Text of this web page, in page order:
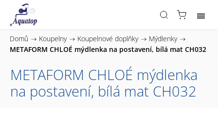
Domů / Koupelny / Koupelnové doplňky / Mýdlenky /
METAFORM CHLOÉ mýdlenka na postavení, bílá mat CH032
METAFORM CHLOÉ mýdlenka
na postavení, bílá mat CH032